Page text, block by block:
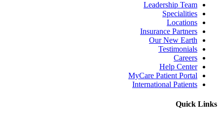
Leadership Team
Specialities
Locations
Insurance Partners
Our New Earth
Testimonials
Careers
Help Center
MyCare Patient Portal
International Patients
Quick Links